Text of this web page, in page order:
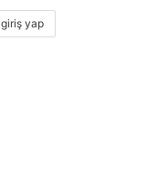
giriş yap